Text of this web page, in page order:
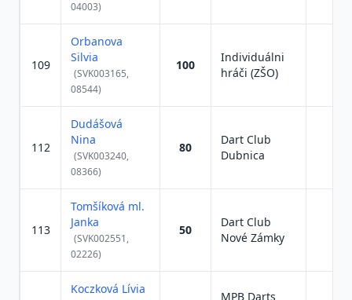
04003)
109
Orbanova
Silvia
(SVK003165,
08544)
100
Individuálni
hráči (ZŠO)
112
Dudášová
Nina
(SVK003240,
08366)
80
Dart Club
Dubnica
113
Tomšíková ml.
Janka
(SVK002551,
02226)
50
Dart Club
Nové Zámky
Koczková Lívia
MPB Darts